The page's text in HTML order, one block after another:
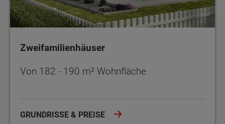
Zweifamilienhäuser
Von 182 - 190 m² Wohnfläche
GRUNDRISSE & PREISE